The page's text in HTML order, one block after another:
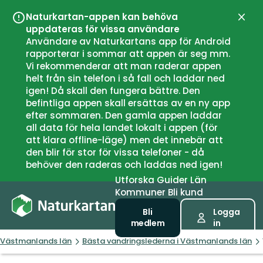
Naturkartan-appen kan behöva
uppdateras för vissa användare
Användare av Naturkartans app för Android
rapporterar i sommar att appen är seg mm.
Vi rekommenderar att man raderar appen
helt från sin telefon i så fall och laddar ned
igen! Då skall den fungera bättre. Den
befintliga appen skall ersättas av en ny app
efter sommaren. Den gamla appen laddar
all data för hela landet lokalt i appen (för
att klara offline-läge) men det innebär att
den blir för stor för vissa telefoner - då
behöver den raderas och laddas ned igen!
UtforskaGuiderLän
Kommuner Bli kund
Bli
medlem
Logga
in
Västmanlands län Bästa vandringslederna i Västmanlands län